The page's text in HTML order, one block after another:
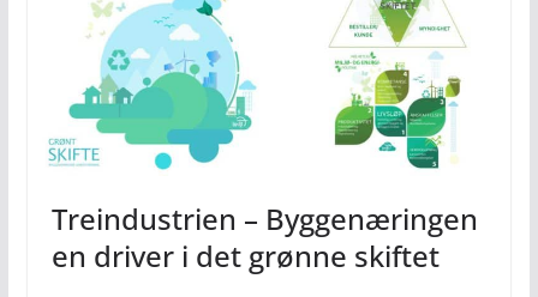
Treindustrien – Byggenæringen
en driver i det grønne skiftet